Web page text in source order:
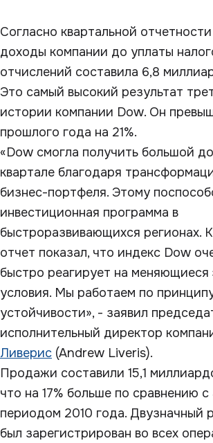
Согласно квартальной
доходы компании до уплаты
отчислений составила 6,8
Это cамый высокий результат
истории компании Dow. Он
прошлого года на 21%.
«Dow смогла получить большой
квартале благодаря
бизнес-портфеля. Этому
инвестиционная программа в
быстроразвивающихся регионах.
отчет показал, что индекс Dow
быстро реагирует на меняющиеся
условия. Мы работаем по
устойчивости», - заявил
исполнительный директор
Ливерис (Andrew Liveris).
Продажи составили 15,1
что на 17% больше по сравнению
периодом 2010 года. Двузначный
был зарегистрирован во всех